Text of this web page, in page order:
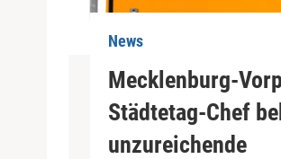
News
Mecklenburg-
Städtetag-Chef
unzureichende